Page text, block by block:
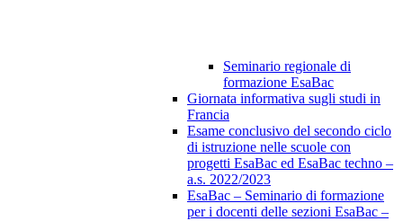
Seminario regionale di
formazione EsaBac
Giornata informativa sugli studi in
Francia
Esame conclusivo del secondo ciclo
di istruzione nelle scuole con
progetti EsaBac ed EsaBac techno –
a.s. 2022/2023
EsaBac – Seminario di formazione
per i docenti delle sezioni EsaBac –